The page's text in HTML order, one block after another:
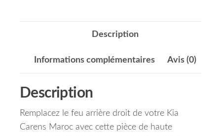
Description
Informations complémentaires Avis (0)
Description
Remplacez le feu arrière droit de votre Kia
Carens Maroc avec cette pièce de haute